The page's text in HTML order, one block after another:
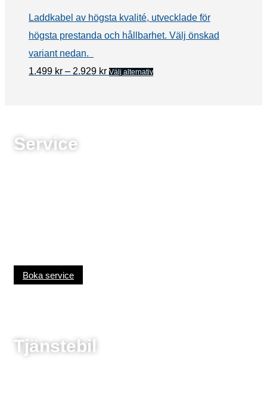
Laddkabel av högsta kvalité, utvecklade för
högsta prestanda och hållbarhet. Välj önskad
variant nedan.
1.499 kr – 2.929 krPrisintervall:
1.499 kr
Välj alternativDen
Service
Boka service
Tjänstebil